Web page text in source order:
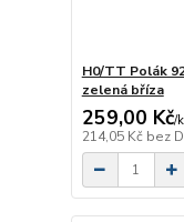
H0/TT Polák
zelená bříza
259,00 Kč/
214,05 Kč bez